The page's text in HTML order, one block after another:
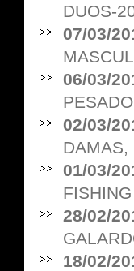
DUOS-
07/03/
06/03/
02/03/
DAMAS,
01/03/
28/02/
18/02/